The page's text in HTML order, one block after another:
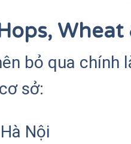
Wheat
bỏ qua chính
sở:
Nội